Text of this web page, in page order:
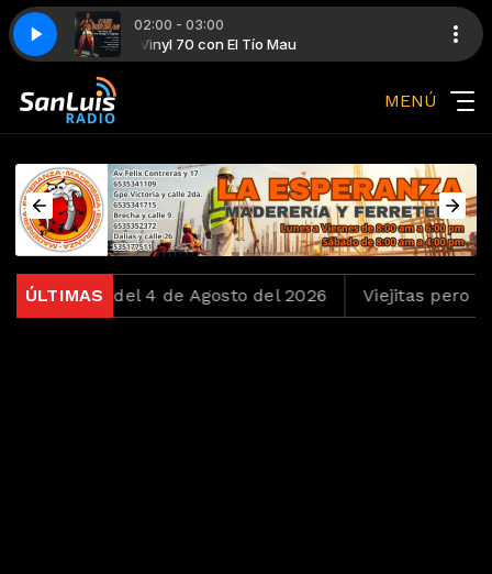
02:00 - 03:00
Vinyl 70 con El Tío Mau
Carl Douglas - Kung Fu Fighting
MENÚ
ÚLTIMASdel 4 de Agosto del 2026 Viejitas pero